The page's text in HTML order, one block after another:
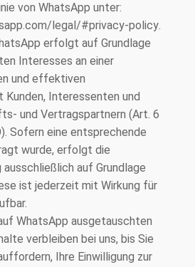
von WhatsApp unter:
legal/#privacy-policy.
erfolgt auf Grundlage
Interesses an einer
und effektiven
Kunden, Interessenten und
und Vertragspartnern (Art. 6
Sofern eine entsprechende
wurde, erfolgt die
auf Grundlage
ist jederzeit mit Wirkung für
WhatsApp ausgetauschten
verbleiben bei uns, bis Sie
Ihre Einwilligung zur